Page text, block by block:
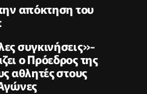
απόκτηση του
συγκινήσεις»-
ο Πρόεδρος της
αθλητές στους